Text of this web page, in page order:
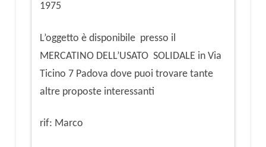
1975
L’oggetto è disponibile presso il
MERCATINO DELL’USATO SOLIDALE in Via
Ticino 7 Padova dove puoi trovare tante
altre proposte interessanti
rif: Marco